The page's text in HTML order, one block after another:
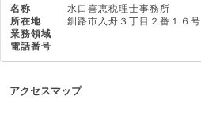
名称
水口喜恵税理士事務所
所在地 釧路市入舟３丁目２番１６号
業務領域
電話番号
アクセスマップ